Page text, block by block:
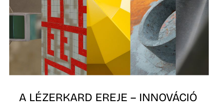
A LÉZERKARD EREJE – INNOVÁCIÓ